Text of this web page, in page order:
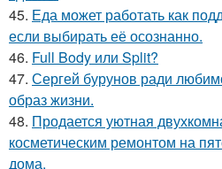
45. Еда может работать как
если выбирать её осознанно.
46. Full Body или Split?
47. Сергей бурунов ради
образ жизни.
48. Продается уютная
косметическим ремонтом на
дома.